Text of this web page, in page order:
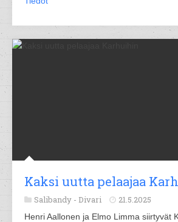
Kaksi uutta pelaajaa
Salibandy - Divari 21.5.2025
Henri Aallonen ja Elmo Limma siirtyvät